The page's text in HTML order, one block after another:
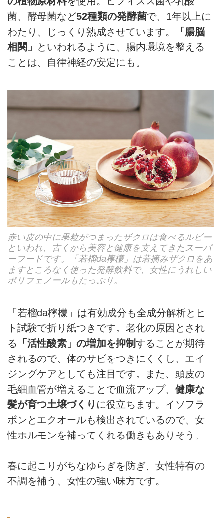
菌、酵母菌など52種類の発酵菌で、1年以上に
わたり、じっくり熟成させています。
「腸脳
相関」
といわれるように、腸内環境を整える
ことは、自律神経の安定にも。
赤い皮の中に果粒がつまったザクロは食べるルビー
といわれ、古くから美容と健康を支えてきたスーパ
ーフードです。「若榴da檸檬」は若摘みザクロをあ
ますところなく使った発酵飲料で、女性にうれしい
ポリフェノールもたっぷり。
「若榴da檸檬」は有効成分も全成分解析とヒ
ト試験で折り紙つきです。老化の原因とされ
る 「活性酸素」の増加を抑制することが期待
されるので、体のサビをつきにくくし、エイ
ジングケアとしても注目です。また、頭皮の
毛細血管が増えることで血流アップ、 健康な
髪が育つ土壌づくり に役立ちます。イソフラ
ボンとエクオールも検出されているので、女
性ホルモンを補ってくれる働きもありそう。
春に起こりがちなゆらぎを防ぎ、女性特有の
不調を補う、女性の強い味方です。